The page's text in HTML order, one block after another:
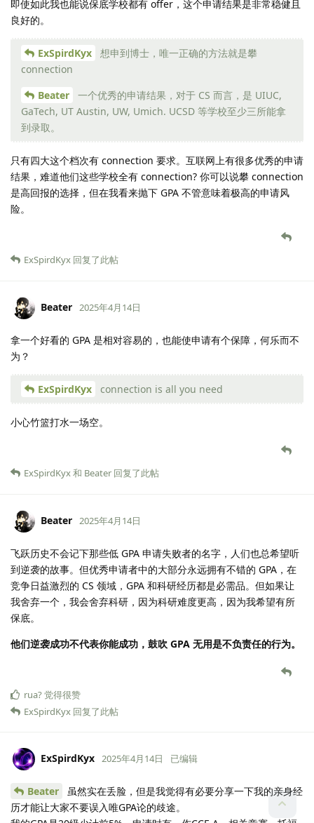
即使如此我也能说保底学校都有 offer，这个申请结果是非常稳健且
良好的。
ExSpirdKyx
想申到博士，唯一正确的方法就是攀
connection
Beater
一个优秀的申请结果，对于 CS 而言，是 UIUC,
GaTech, UT Austin, UW, Umich. UCSD 等学校至少三所能拿
到录取。
只有四大这个档次有 connection 要求。互联网上有很多优秀的申请
结果，难道他们这些学校全有 connection? 你可以说攀 connection
是高回报的选择，但在我看来抛下 GPA 不管意味着极高的申请风
险。
ExSpirdKyx 回复了此帖
Beater 2025年4月14日
拿一个好看的 GPA 是相对容易的，也能使申请有个保障，何乐而不
为？
ExSpirdKyx connection is all you need
小心竹篮打水一场空。
ExSpirdKyx和 Beater 回复了此帖
Beater 2025年4月14日
飞跃历史不会记下那些低 GPA 申请失败者的名字，人们也总希望听
到逆袭的故事。但优秀申请者中的大部分永远拥有不错的 GPA，在
竞争日益激烈的 CS 领域，GPA 和科研经历都是必需品。但如果让
我舍弃一个，我会舍弃科研，因为科研难度更高，因为我希望有所
保底。
他们逆袭成功不代表你能成功，鼓吹 GPA 无用是不负责任的行为。
rua?觉得很赞
ExSpirdKyx 回复了此帖
ExSpirdKyx 2025年4月14日 已编辑
Beater
虽然实在丢脸，但是我觉得有必要分享一下我的亲身经
历才能让大家不要误入唯GPA论的歧途。